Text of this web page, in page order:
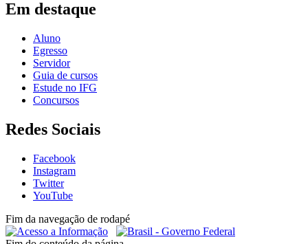
Em destaque
Aluno
Egresso
Servidor
Guia de cursos
Estude no IFG
Concursos
Redes Sociais
Facebook
Instagram
Twitter
YouTube
Fim da navegação de rodapé